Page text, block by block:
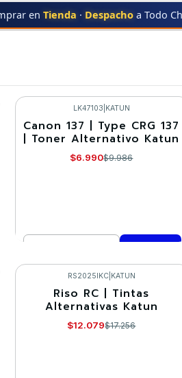
en Tienda · Despacho a Todo
CD 65 en
-30%
LK47103 KATUN
Canon 137 | Type CRG 137
| Toner Alternativo Katun
$6.990$9.986
Comprar ahora
-30%
RS2025IKC| KATUN
Riso RC | Tintas
Alternativas Katun
$12.079$17.256